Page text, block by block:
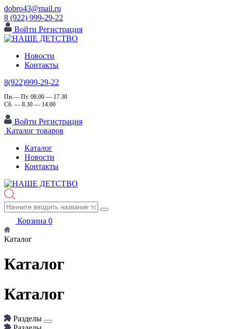
dobro43@mail.ru
8 (922) 999-29-22
Войти Регистрация
Новости
Контакты
8(922)999-29-22
Пн.— Пт. 08.00 — 17.30
Сб. — 8.30 — 14.00
Войти Регистрация
Каталог товаров
Каталог
Новости
Контакты
Корзина 0
Каталог
Каталог
Каталог
Разделы